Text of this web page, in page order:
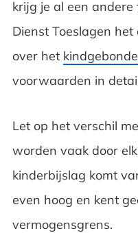
krijg je al een
Dienst Toeslagen
over het
voorwaarden in
Let op het verschil
worden vaak door
kinderbijslag komt
even hoog en kent
vermogensgrens.